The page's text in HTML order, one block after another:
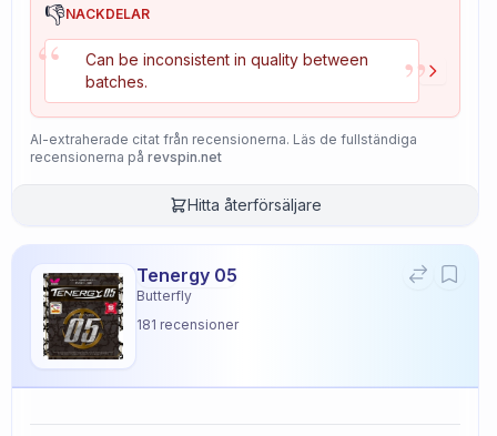
👎NACKDELAR
“
Can be inconsistent in quality between
batches.
”
AI-extraherade citat från recensionerna. Läs de fullständiga
recensionerna på revspin.net
Hitta återförsäljare
Tenergy 05
Butterfly
181 recensioner